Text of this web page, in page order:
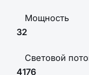
Мощность
32
Световой
4176